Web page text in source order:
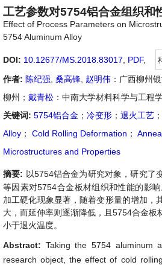
工艺参数对5754铝合金组织和
Effect of Process Parameters on
5754 Aluminum Alloy
DOI: 10.12677/MS.2018.83017 PDF,
作者: 陈纪强 桑高锋 赵明伟 ：广西柳州
柳州； 戴青松 ：中南大学材料科学与工程
关键词: 5754铝合金 ； 冷变形 ； 退火工艺 ；
Alloy ； Cold Rolling Deformation ；
Microstructures and Properties
摘要: 以5754铝合金为研究对象，研究了
等因素对5754合金板材组织和性能的影
加工硬化现象显著，随着变形量的增加，
大，而延伸率则逐渐降低，且5754合金板
小于退火温度。
Abstract: Taking the 5754 aluminum
research object, the effect of cold